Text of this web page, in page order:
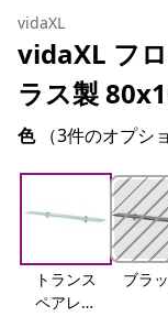
vidaXL
vidaXL フ
ラス製
色 （3件のオプシ
トランス
ペアレン
ブラ